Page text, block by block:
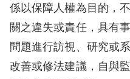
本
會
最
新
係以保障人權為目的，
關之違失或責任，具有
問題進行訪視、研究或
改善或修法建議，自與